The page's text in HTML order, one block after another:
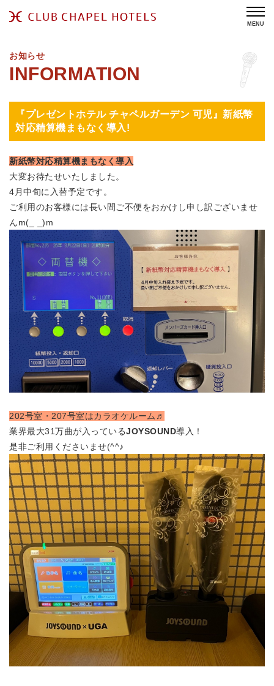
MENU
お知らせ
『プレゼントホテル チャペルガーデン 可児』新紙幣
対応精算機まもなく導入!
新紙幣対応精算機まもなく導入
大変お待たせいたしました。
4月中旬に入替予定です。
ご利用のお客様には長い間ご不便をおかけし申し訳ございませ
んm(_ _)m
202号室・207号室はカラオケルーム♬
業界最大31万曲が入っているJOYSOUND導入！
是非ご利用くださいませ(^^♪